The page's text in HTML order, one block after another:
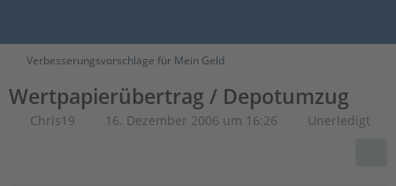
Verbesserungsvorschläge für Mein Geld
Wertpapierübertrag / Depotumzug
Chris19 16. Dezember 2006 um 16:26 Unerledigt